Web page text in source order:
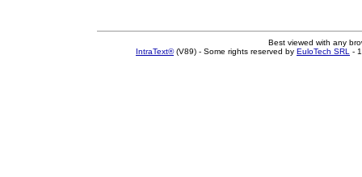
Best viewed with any
IntraText®(V89) - Some rights reserved by EuloTech SRL -